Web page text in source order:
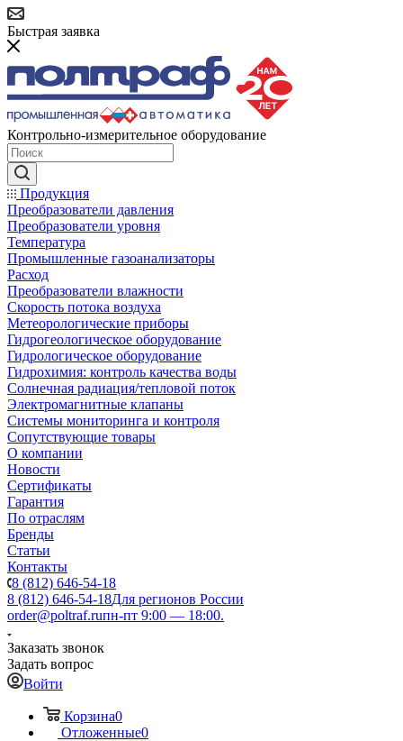
Быстрая заявка
Контрольно-измерительное оборудование
Продукция
Преобразователи давления
Преобразователи уровня
Температура
Промышленные газоанализаторы
Расход
Преобразователи влажности
Скорость потока воздуха
Метеорологические приборы
Гидрогеологическое оборудование
Гидрологическое оборудование
Гидрохимия: контроль качества воды
Солнечная радиация/тепловой поток
Электромагнитные клапаны
Системы мониторинга и контроля
Сопутствующие товары
О компании
Новости
Сертификаты
Гарантия
По отраслям
Бренды
Статьи
Контакты
8 (812) 646-54-18
8 (812) 646-54-18Для регионов России
order@poltraf.ruпн-пт 9:00 — 18:00.
Заказать звонок
Задать вопрос
Войти
Корзина0
Отложенные0